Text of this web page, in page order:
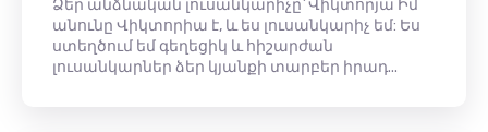
Ձեր անձնական լուսանկարիչը՝ Վիկտորյա Իմ
անունը Վիկտորիա է, և ես լուսանկարիչ եմ: Ես
ստեղծում եմ գեղեցիկ և հիշարժան
լուսանկարներ ձեր կյանքի տարբեր իրադ...